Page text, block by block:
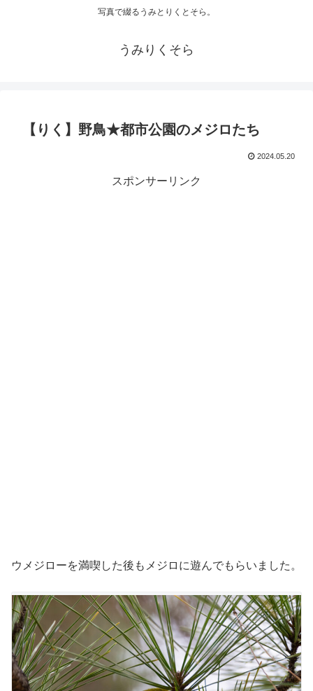
写真で綴るうみとりくとそら。
うみりくそら
【りく】野鳥★都市公園のメジロたち
2024.05.20
スポンサーリンク
ウメジローを満喫した後もメジロに遊んでもらいました。